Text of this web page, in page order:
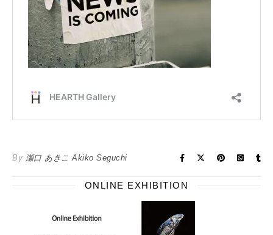
By 瀬口 あきこ Akiko Seguchi
ONLINE EXHIBITION